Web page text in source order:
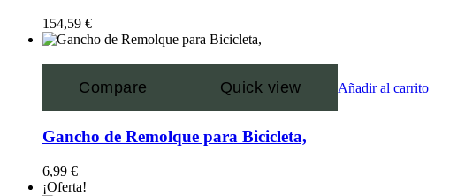
154,59 €
Compare Quick view Añadir al carrito
Gancho de Remolque para Bicicleta,
6,99 €
¡Oferta!